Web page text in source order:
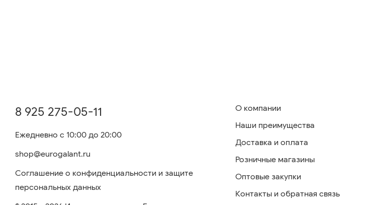
8 925 275-05-11
Ежедневно с 10:00 до 20:00
shop@eurogalant.ru
Соглашение о конфиденциальности и защите
персональных данных
О компании
Наши преимущества
Доставка и оплата
Розничные магазины
Оптовые закупки
Контакты и обратная связь